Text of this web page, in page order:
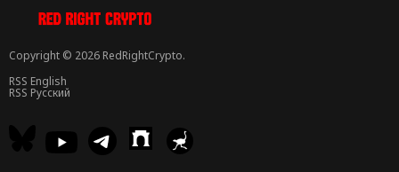
Copyright © 2026 RedRightCrypto.
RSS English
RSS Русский